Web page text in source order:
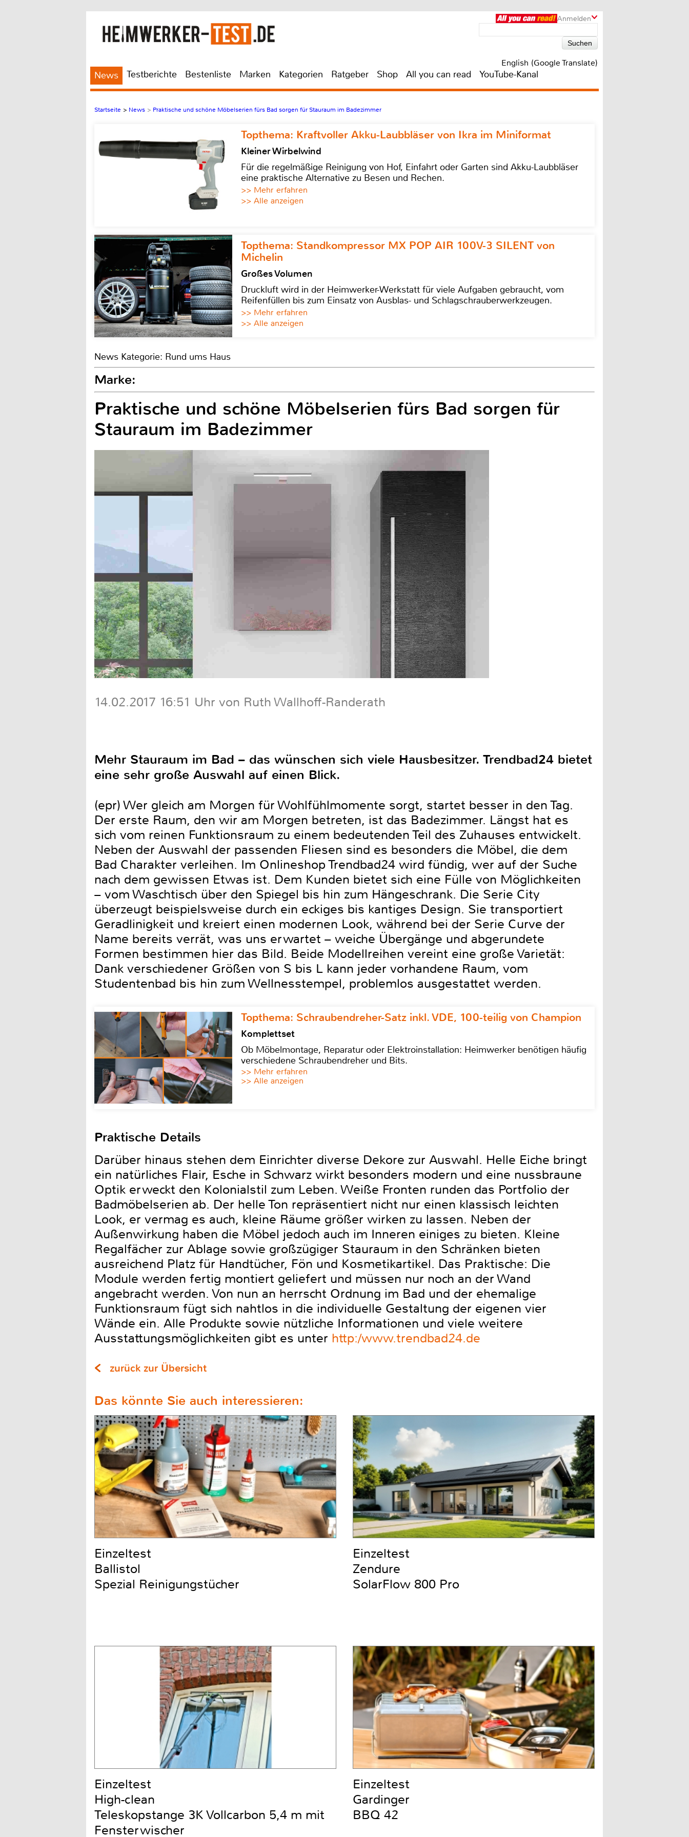
Anmelden
English (Google Translate)
News Testberichte Bestenliste Marken Kategorien Ratgeber Shop All you can read YouTube-Kanal
Startseite > News > Praktische und schöne Möbelserien fürs Bad sorgen für Stauraum im Badezimmer
Topthema: Kraftvoller Akku-Laubbläser von Ikra im Miniformat
Kleiner Wirbelwind
Für die regelmäßige Reinigung von Hof, Einfahrt oder Garten sind Akku-Laubbläser
eine praktische Alternative zu Besen und Rechen.
>> Mehr erfahren
>> Alle anzeigen
Topthema: Standkompressor MX POP AIR 100V-3 SILENT von
Michelin
Großes Volumen
Druckluft wird in der Heimwerker-Werkstatt für viele Aufgaben gebraucht, vom
Reifenfüllen bis zum Einsatz von Ausblas- und Schlagschrauberwerkzeugen.
>> Mehr erfahren
>> Alle anzeigen
News Kategorie: Rund ums Haus
Marke:
Praktische und schöne Möbelserien fürs Bad sorgen für
Stauraum im Badezimmer
14.02.2017 16:51 Uhr von Ruth Wallhoff-Randerath
Mehr Stauraum im Bad – das wünschen sich viele Hausbesitzer. Trendbad24 bietet
eine sehr große Auswahl auf einen Blick.
(epr) Wer gleich am Morgen für Wohlfühlmomente sorgt, startet besser in den Tag.
Der erste Raum, den wir am Morgen betreten, ist das Badezimmer. Längst hat es
sich vom reinen Funktionsraum zu einem bedeutenden Teil des Zuhauses entwickelt.
Neben der Auswahl der passenden Fliesen sind es besonders die Möbel, die dem
Bad Charakter verleihen. Im Onlineshop Trendbad24 wird fündig, wer auf der Suche
nach dem gewissen Etwas ist. Dem Kunden bietet sich eine Fülle von Möglichkeiten
– vom Waschtisch über den Spiegel bis hin zum Hängeschrank. Die Serie City
überzeugt beispielsweise durch ein eckiges bis kantiges Design. Sie transportiert
Geradlinigkeit und kreiert einen modernen Look, während bei der Serie Curve der
Name bereits verrät, was uns erwartet – weiche Übergänge und abgerundete
Formen bestimmen hier das Bild. Beide Modellreihen vereint eine große Varietät:
Dank verschiedener Größen von S bis L kann jeder vorhandene Raum, vom
Studentenbad bis hin zum Wellnesstempel, problemlos ausgestattet werden.
Topthema: Schraubendreher-Satz inkl. VDE, 100-teilig von Champion
Komplettset
Ob Möbelmontage, Reparatur oder Elektroinstallation: Heimwerker benötigen häufig
verschiedene Schraubendreher und Bits.
>> Mehr erfahren
>> Alle anzeigen
Praktische Details
Darüber hinaus stehen dem Einrichter diverse Dekore zur Auswahl. Helle Eiche bringt
ein natürliches Flair, Esche in Schwarz wirkt besonders modern und eine nussbraune
Optik erweckt den Kolonialstil zum Leben. Weiße Fronten runden das Portfolio der
Badmöbelserien ab. Der helle Ton repräsentiert nicht nur einen klassisch leichten
Look, er vermag es auch, kleine Räume größer wirken zu lassen. Neben der
Außenwirkung haben die Möbel jedoch auch im Inneren einiges zu bieten. Kleine
Regalfächer zur Ablage sowie großzügiger Stauraum in den Schränken bieten
ausreichend Platz für Handtücher, Fön und Kosmetikartikel. Das Praktische: Die
Module werden fertig montiert geliefert und müssen nur noch an der Wand
angebracht werden. Von nun an herrscht Ordnung im Bad und der ehemalige
Funktionsraum fügt sich nahtlos in die individuelle Gestaltung der eigenen vier
Wände ein. Alle Produkte sowie nützliche Informationen und viele weitere
Ausstattungsmöglichkeiten gibt es unter http:/www.trendbad24.de
zurück zur Übersicht
Das könnte Sie auch interessieren:
Einzeltest
Ballistol
Spezial Reinigungstücher
Einzeltest
Zendure
SolarFlow 800 Pro
Einzeltest
High-clean
Teleskopstange 3K Vollcarbon 5,4 m mit
Fensterwischer
Einzeltest
Gardinger
BBQ 42